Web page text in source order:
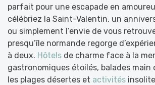
parfait pour une escapade en
célébriez la Saint-Valentin, un
ou simplement l’envie de vous
presqu’île normande regorge
à deux. Hôtels de charme face à la
gastronomiques étoilés, balades main
les plages désertes et activités